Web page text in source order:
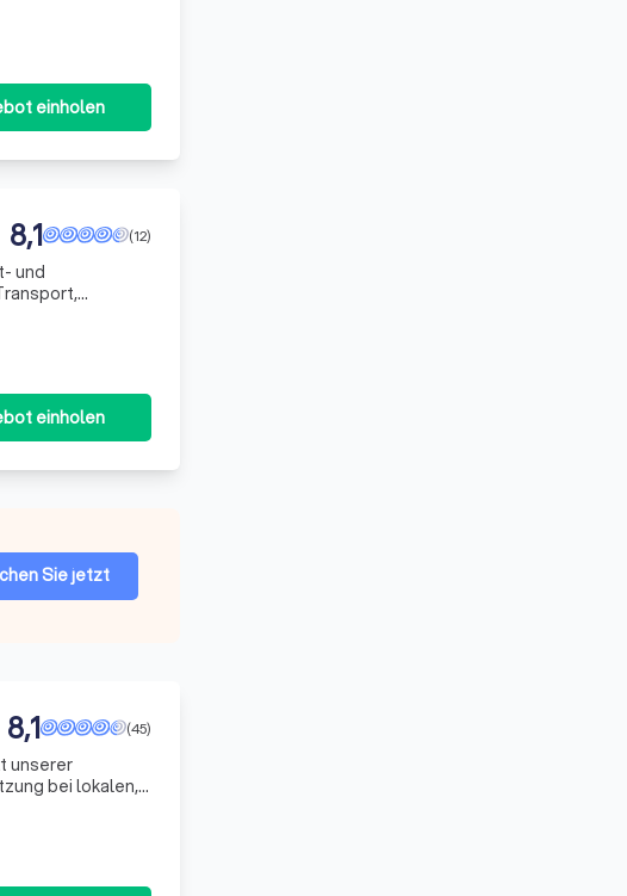
einholen
(12)
8,1
und
einholen
Sie jetzt
(45)
8,1
unserer
bei lokalen,